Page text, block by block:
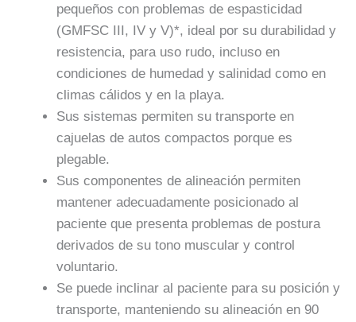
pequeños con problemas de espasticidad
(GMFSC III, IV y V)*, ideal por su durabilidad y
resistencia, para uso rudo, incluso en
condiciones de humedad y salinidad como en
climas cálidos y en la playa.
Sus sistemas permiten su transporte en
cajuelas de autos compactos porque es
plegable.
Sus componentes de alineación permiten
mantener adecuadamente posicionado al
paciente que presenta problemas de postura
derivados de su tono muscular y control
voluntario.
Se puede inclinar al paciente para su posición y
transporte, manteniendo su alineación en 90